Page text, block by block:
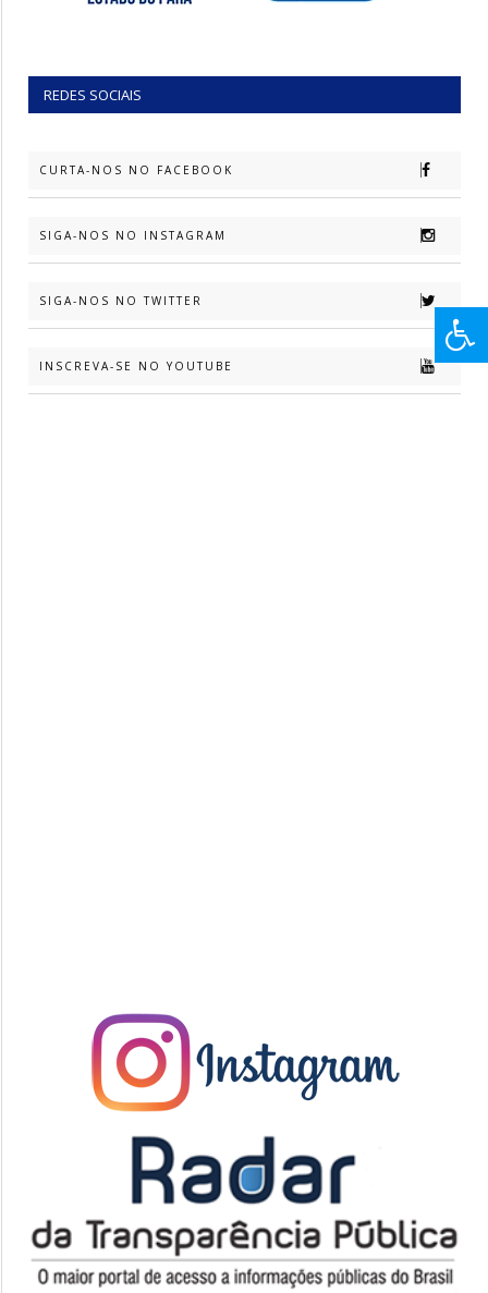
REDES SOCIAIS
CURTA-NOS NO FACEBOOK
SIGA-NOS NO INSTAGRAM
SIGA-NOS NO TWITTER
INSCREVA-SE NO YOUTUBE